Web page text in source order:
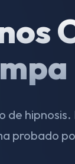
de hipnosis.
probado